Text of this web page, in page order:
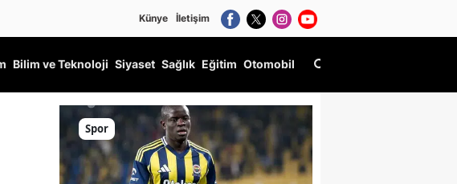
Künye İletişim
Bilim ve Teknoloji Siyaset Sağlık Eğitim Otomobil
Spor